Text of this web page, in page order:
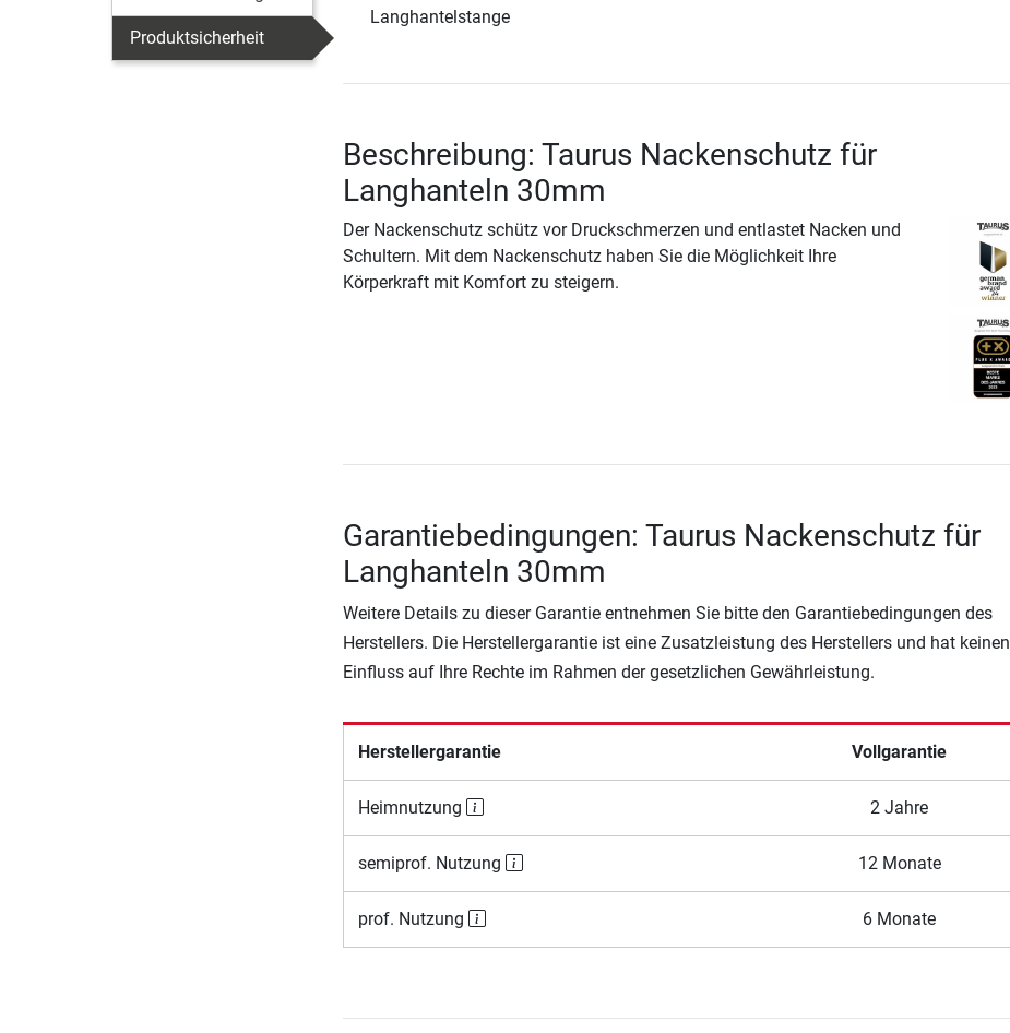
Produktsicherheit
Langhantelstange
Beschreibung: Taurus Nackenschutz für
Langhanteln 30mm
Der Nackenschutz schütz vor Druckschmerzen und entlastet Nacken und
Schultern. Mit dem Nackenschutz haben Sie die Möglichkeit Ihre
Körperkraft mit Komfort zu steigern.
Garantiebedingungen: Taurus Nackenschutz für
Langhanteln 30mm
Weitere Details zu dieser Garantie entnehmen Sie bitte den Garantiebedingungen des
Herstellers. Die Herstellergarantie ist eine Zusatzleistung des Herstellers und hat keinen
Einfluss auf Ihre Rechte im Rahmen der gesetzlichen Gewährleistung.
Herstellergarantie Vollgarantie
Heimnutzung 2 Jahre
semiprof. Nutzung 12 Monate
prof. Nutzung 6 Monate